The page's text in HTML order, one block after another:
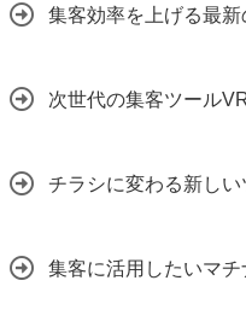
集客効率を上げる最
次世代の集客ツール
チラシに変わる新し
集客に活用したいマ